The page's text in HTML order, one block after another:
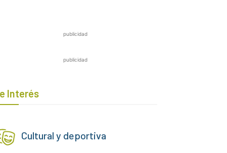
publicidad
publicidad
Interés
Cultural y deportiva